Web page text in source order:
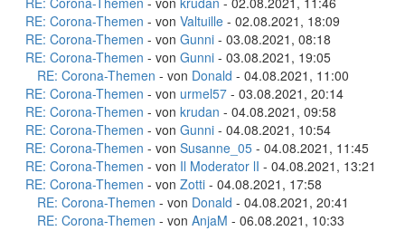
RE: Corona-Themen - von Valtuille - 02.08.2021, 18:09
RE: Corona-Themen - von Gunni - 03.08.2021, 08:18
RE: Corona-Themen - von Gunni - 03.08.2021, 19:05
RE: Corona-Themen - von Donald - 04.08.2021, 11:00
RE: Corona-Themen - von urmel57 - 03.08.2021, 20:14
RE: Corona-Themen - von krudan - 04.08.2021, 09:58
RE: Corona-Themen - von Gunni - 04.08.2021, 10:54
RE: Corona-Themen - von Susanne_05 - 04.08.2021, 11:45
RE: Corona-Themen - von Il Moderator lI - 04.08.2021, 13:21
RE: Corona-Themen - von Zotti - 04.08.2021, 17:58
RE: Corona-Themen - von Donald - 04.08.2021, 20:41
RE: Corona-Themen - von AnjaM - 06.08.2021, 10:33